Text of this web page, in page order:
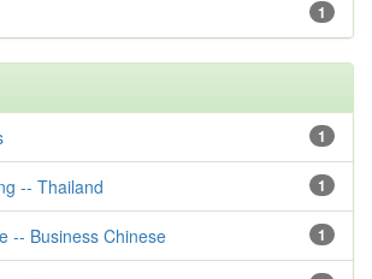
1
1
1
-- Thailand
1
-- Business Chinese